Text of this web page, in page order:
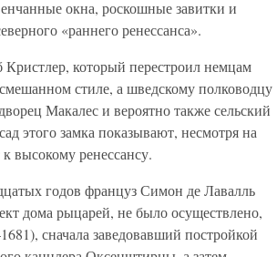
окна, роскошные завитки и
«раннего ренессанса».
Кристлер, который перестроил немцам
стиле, а шведскому полководцу
Макалес и вероятно также сельский
этого замка показывают, несмотря на
высокому ренессансу.
годов француз Симон де Лавалль
дома рыцарей, не было осуществлено,
сначала заведовавший постройкой